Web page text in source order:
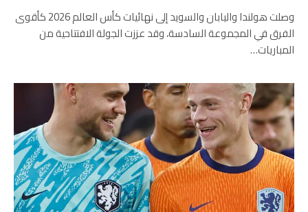
وصلت هولندا واليابان والسويد إلى نهائيات كأس العالم 2026 كأقوى
الفرق في المجموعة السادسة، وقد عززت الجولة الافتتاحية من
المباريات…